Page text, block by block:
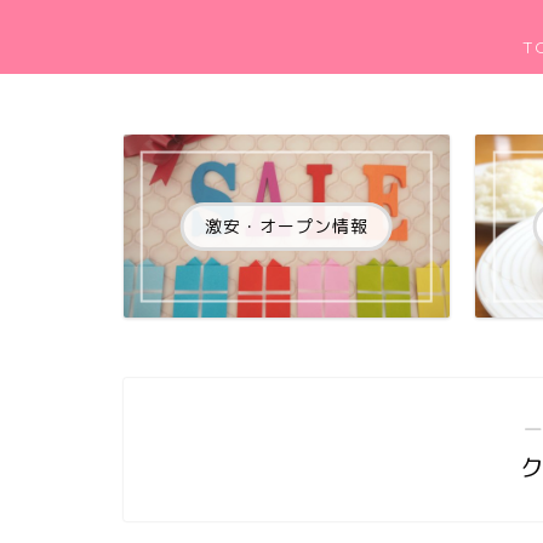
激安・オープン情報